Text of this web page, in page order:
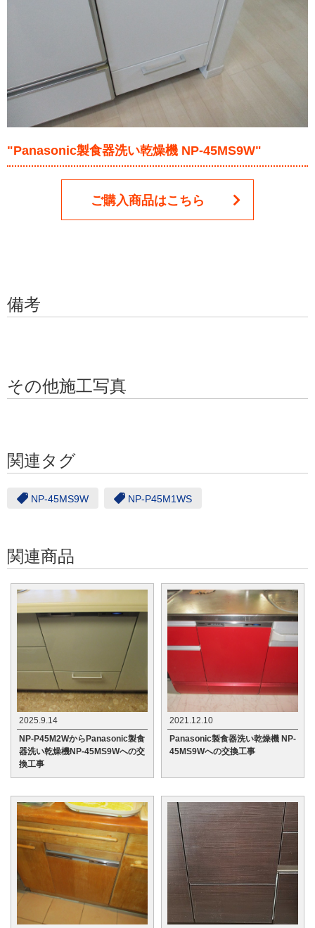
"Panasonic製食器洗い乾燥機 NP-45MS9W"
ご購入商品はこちら
備考
その他施工写真
関連タグ
NP-45MS9W NP-P45M1WS
関連商品
2025.9.14
NP-P45M2WからPanasonic製食
器洗い乾燥機NP-45MS9Wへの交
2021.12.10
Panasonic製食器洗い乾燥機 NP-
45MS9Wへの交換工事